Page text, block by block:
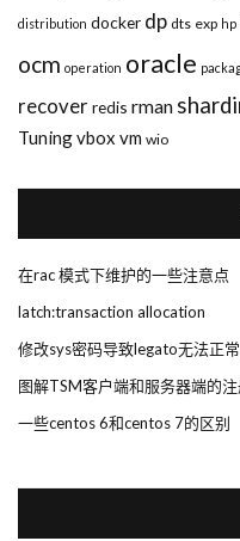
distribution docker dp dts exp hp
ocm operation oracle
recover redis rman
Tuningvbox vm wio
在rac 模式下维护的一些注意点
latch:transaction allocation
修改sys密码导致legato无法正
图解TSM客户端和服务器端的
一些centos 6和centos 7的区别